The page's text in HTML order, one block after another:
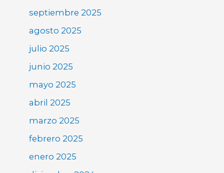
septiembre 2025
agosto 2025
julio 2025
junio 2025
mayo 2025
abril 2025
marzo 2025
febrero 2025
enero 2025